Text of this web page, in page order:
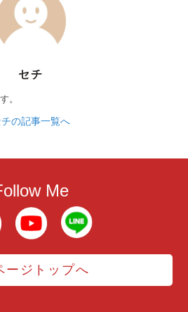
セチ
。
チの記事一覧へ
Me
ージトップへ